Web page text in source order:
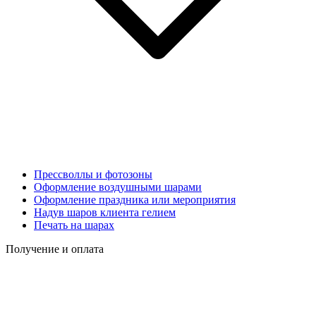
Прессволлы и фотозоны
Оформление воздушными шарами
Оформление праздника или мероприятия
Надув шаров клиента гелием
Печать на шарах
Получение и оплата